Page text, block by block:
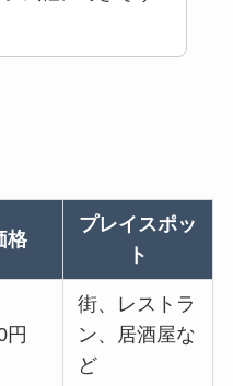
格
プレイスポッ
ト
円
街、レストラ
ン、居酒屋な
ど